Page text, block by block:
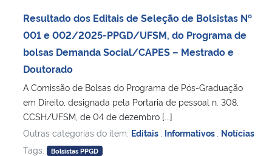
Ministério da Saúde
Ministério de Minas e Energia
Ministério da Ciência, Tecnologia, Inovações e Comunicações
Ministério do Meio Ambiente
Resultado dos Editais de Seleção de Bolsistas Nº
001 e 002/2025-PPGD/UFSM, do Programa de
bolsas Demanda Social/CAPES – Mestrado e
Doutorado
A Comissão de Bolsas do Programa de Pós-Graduação
em Direito, designada pela Portaria de pessoal n. 308,
CCSH/UFSM, de 04 de dezembro [...]
Outras categorias do item: Editais Informativos Notícias
Tags:
Bolsistas PPGD